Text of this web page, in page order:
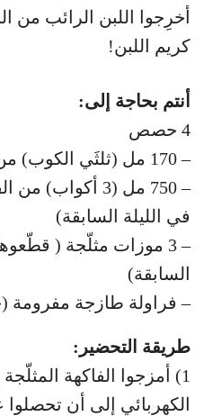
أخرِجوا اللبن الرائب
كريم اللبن!
أنتم بحاجة إلى:
4 حصص
– 170 مل (ثلثَي الكوب) من اللبن الرائب الطبيعي
– 750 مل (3
في الليلة السابقة)
– 3 موزات مثلّجة (
السابقة)
– فراولة طازجة مفرومة
طريقة التحضير:
1) أمزجوا الفاكهة
الكهربائي إلى أن